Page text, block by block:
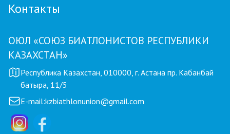
Контакты
ОЮЛ «СОЮЗ БИАТЛОНИСТОВ РЕСПУБЛИКИ
КАЗАХСТАН»
Республика Казахстан, 010000, г. Астана пр. Кабанбай
батыра, 11/5
E-mail:kzbiathlonunion@gmail.com